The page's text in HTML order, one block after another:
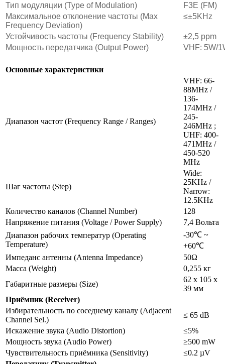
Тип модуляции (Type of Modulation)
F3E (FM)
Максимальное отклонение частоты (Max
Frequency Deviation)
≤±5KHz
Устойчивость частоты (Frequency Stability)
±2,5 ppm
Мощность передатчика (Output Power)
VHF: 5W/
Основные характеристики
Диапазон частот (Frequency Range / Ranges)
VHF: 66-
88MHz /
136-
174MHz /
245-
246MHz ;
UHF: 400-
471MHz /
450-520
MHz
Шаг частоты (Step)
Wide:
25KHz /
Narrow:
12.5KHz
Количество каналов (Channel Number)
128
Напряжение питания (Voltage / Power Supply)
7,4 Вольта
Диапазон рабочих температур (Operating
Temperature)
-30℃ ~
+60℃
Импеданс антенны (Antenna Impedance)
50Ω
Масса (Weight)
0,255 кг
Габаритные размеры (Size)
62 х 105 х
39 мм
Приёмник (Receiver)
Избирательность по соседнему каналу (Adjacent
Channel Sel.)
≤ 65 dB
Искажение звука (Audio Distortion)
≤5%
Мощность звука (Audio Power)
≥500 mW
Чувствительность приёмника (Sensitivity)
≤0.2 µV